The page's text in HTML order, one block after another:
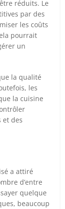
réduits. Le
par des
les coûts
pourrait
un
la qualité
les
la cuisine
et des
a attiré
d’entre
quelque
beaucoup